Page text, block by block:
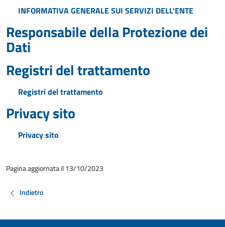
INFORMATIVA GENERALE SUI SERVIZI DELL'ENTE
Responsabile della Protezione dei
Dati
Registri del trattamento
Registri del trattamento
Privacy sito
Privacy sito
Pagina aggiornata il 13/10/2023
Indietro